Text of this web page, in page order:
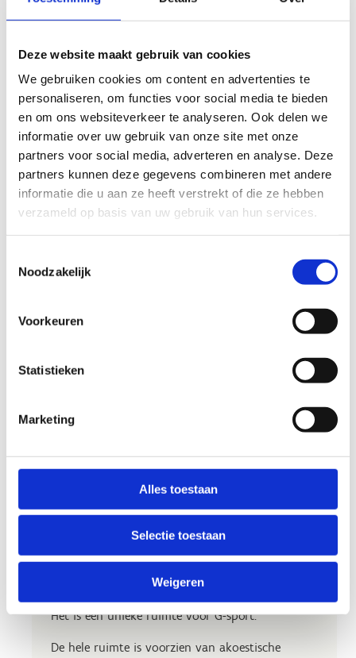
Deze website maakt gebruik van cookies
We gebruiken cookies om content en advertenties te
personaliseren, om functies voor social media te bieden
en om ons websiteverkeer te analyseren. Ook delen we
informatie over uw gebruik van onze site met onze
partners voor social media, adverteren en analyse. Deze
partners kunnen deze gegevens combineren met andere
informatie die u aan ze heeft verstrekt of die ze hebben
verzameld op basis van uw gebruik van hun services.
Noodzakelijk
Voorkeuren
Statistieken
Marketing
Alles toestaan
Selectie toestaan
Weigeren
ook wieltjessporten zoals rolstoelbasketbal of
ondergrond, perfect in onze sportzaal.
De sporthal kan ook omgebouwd worden tot
gymnastiekhal. Alledrie onze units zijn voorzien
van longes met draaiwartels voor rechtstreekse
hulp tijdens acrobatische oefeningen.
Daarnaast hebben we ook onze omnisportzaal.
Die is voorzien van extra G-sportlijnen, een
auditief scorebord en speciale akoestiek voor
slechthorenden en personen met ASS.
Specifieke omnisportzaal
De omnisportzaal (L20m x B15m x H4m) heeft
Het is een unieke ruimte voor G-sport.
De hele ruimte is voorzien van akoestische